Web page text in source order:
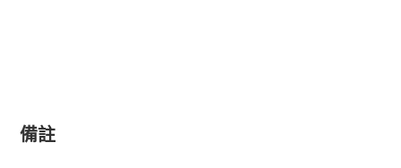
備註